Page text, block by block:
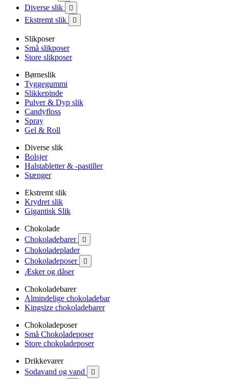
Diverse slik 
Ekstremt slik 
Slikposer
Små slikposer
Store slikposer
Børneslik
Tyggegummi
Slikkepinde
Pulver & Dyp slik
Candyfloss
Spray
Gel & Roll
Diverse slik
Bolsjer
Halstabletter & -pastiller
Stænger
Ekstremt slik
Krydret slik
Gigantisk Slik
Chokolade
Chokoladebarer

Chokoladeplader
Chokoladeposer

Æsker og dåser
Chokoladebarer
Almindelige chokoladebar
Kingsize chokoladebarer
Chokoladeposer
Små Chokoladeposer
Store chokoladeposer
Drikkevarer
Sodavand og vand
